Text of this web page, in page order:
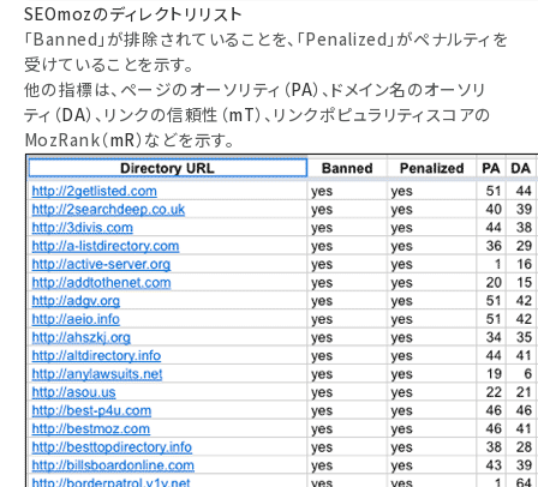
SEOmozのディレクトリリスト
「Banned」が排除されていることを、「Penalized」がペナルティを
受けていることを示す。
他の指標は、ページのオーソリティ（PA）、ドメイン名のオーソリ
ティ（DA）、リンクの信頼性（mT）、リンクポピュラリティスコアの
MozRank（mR）などを示す。